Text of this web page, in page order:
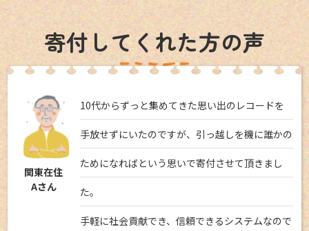
寄付してくれた方の声
関東在住
Aさん
10代からずっと集めてきた思い出のレコードを
手放せずにいたのですが、引っ越しを機に誰かの
ためになればという思いで寄付させて頂きまし
た。
手軽に社会貢献でき、信頼できるシステムなので